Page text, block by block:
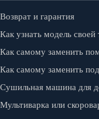
Возврат и гарантия